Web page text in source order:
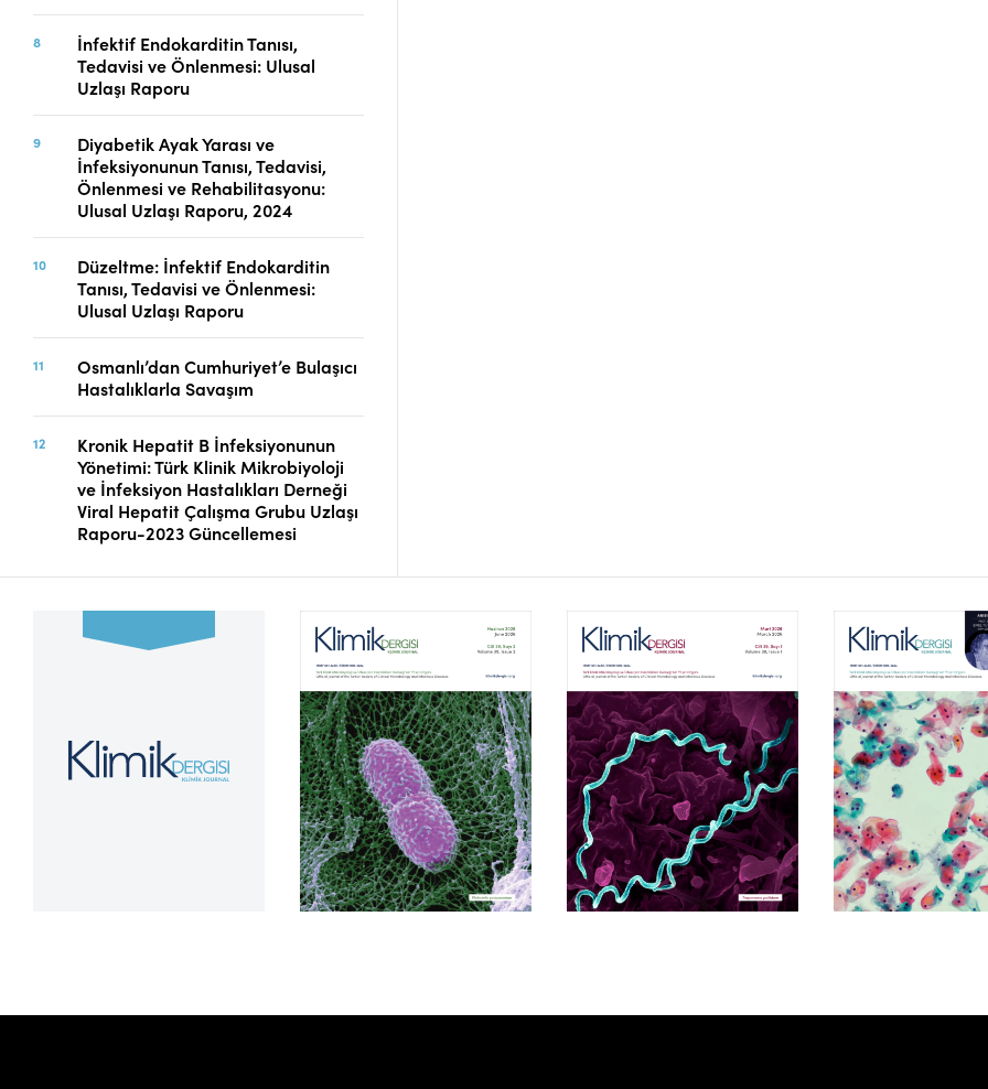
İnfektif Endokarditin Tanısı,
Tedavisi ve Önlenmesi: Ulusal
Uzlaşı Raporu
Diyabetik Ayak Yarası ve
İnfeksiyonunun Tanısı, Tedavisi,
Önlenmesi ve Rehabilitasyonu:
Ulusal Uzlaşı Raporu, 2024
Düzeltme: İnfektif Endokarditin
Tanısı, Tedavisi ve Önlenmesi:
Ulusal Uzlaşı Raporu
Osmanlı’dan Cumhuriyet’e Bulaşıcı
Hastalıklarla Savaşım
Kronik Hepatit B İnfeksiyonunun
Yönetimi: Türk Klinik Mikrobiyoloji
ve İnfeksiyon Hastalıkları Derneği
Viral Hepatit Çalışma Grubu Uzlaşı
Raporu-2023 Güncellemesi
Cilt 39, Sayı 2 Cilt 39, Sayı 1 Cilt 38,